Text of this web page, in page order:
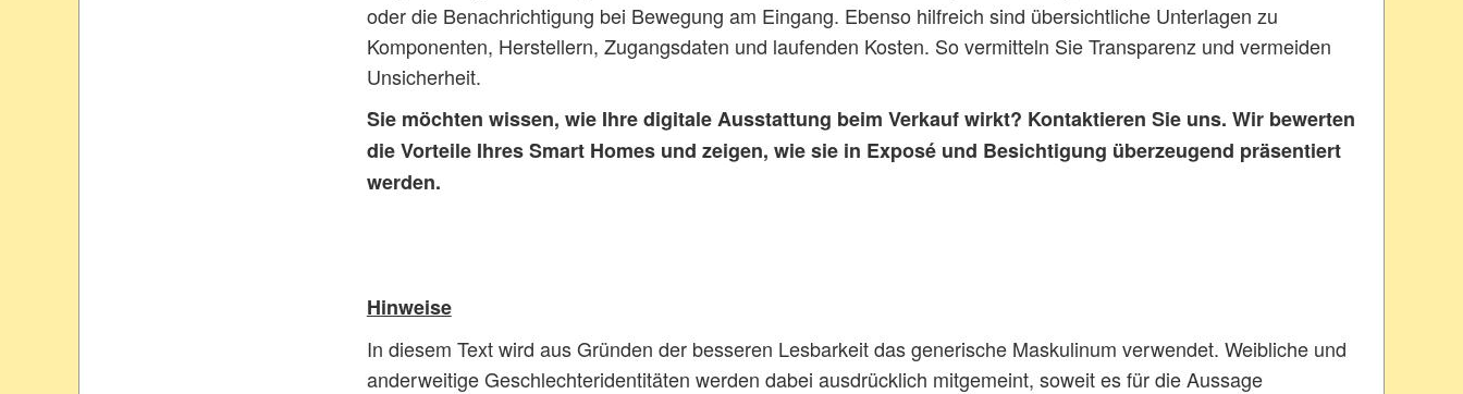
oder die Benachrichtigung bei Bewegung am Eingang. Ebenso hilfreich sind übersichtliche Unterlagen zu
Komponenten, Herstellern, Zugangsdaten und laufenden Kosten. So vermitteln Sie Transparenz und vermeiden
Unsicherheit.
Sie möchten wissen, wie Ihre digitale Ausstattung beim Verkauf wirkt? Kontaktieren Sie uns. Wir bewerten
die Vorteile Ihres Smart Homes und zeigen, wie sie in Exposé und Besichtigung überzeugend präsentiert
werden.
Hinweise
In diesem Text wird aus Gründen der besseren Lesbarkeit das generische Maskulinum verwendet. Weibliche und
anderweitige Geschlechteridentitäten werden dabei ausdrücklich mitgemeint, soweit es für die Aussage